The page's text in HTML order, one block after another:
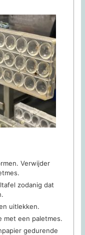
Verwijder
zodanig dat
uitlekken.
met een paletmes.
gedurende